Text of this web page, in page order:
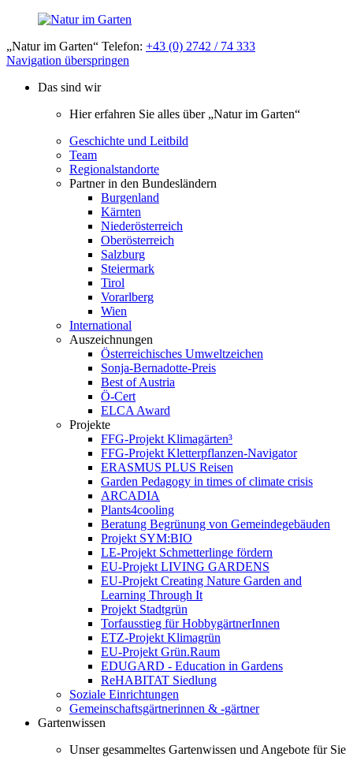
„Natur im Garten“ Telefon: +43 (0) 2742 / 74 333
Navigation überspringen
Das sind wir
Hier erfahren Sie alles über „Natur im Garten“
Geschichte und Leitbild
Team
Regionalstandorte
Partner in den Bundesländern
Burgenland
Kärnten
Niederösterreich
Oberösterreich
Salzburg
Steiermark
Tirol
Vorarlberg
Wien
International
Auszeichnungen
Österreichisches Umweltzeichen
Sonja-Bernadotte-Preis
Best of Austria
Ö-Cert
ELCA Award
Projekte
FFG-Projekt Klimagärten³
FFG-Projekt Kletterpflanzen-Navigator
ERASMUS PLUS Reisen
Garden Pedagogy in times of climate crisis
ARCADIA
Plants4cooling
Beratung Begrünung von Gemeindegebäuden
Projekt SYM:BIO
LE-Projekt Schmetterlinge fördern
EU-Projekt LIVING GARDENS
EU-Projekt Creating Nature Garden and
Learning Through It
Projekt Stadtgrün
Torfausstieg für HobbygärtnerInnen
ETZ-Projekt Klimagrün
EU-Projekt Grün.Raum
EDUGARD - Education in Gardens
ReHABITAT Siedlung
Soziale Einrichtungen
Gemeinschaftsgärtnerinnen & -gärtner
Gartenwissen
Unser gesammeltes Gartenwissen und Angebote für Sie